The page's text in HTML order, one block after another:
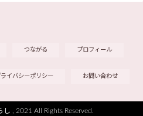
つながる プロフィール
ライバシーポリシー お問い合わせ
し , 2021 All Rights Reserved.